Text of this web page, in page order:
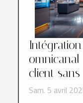
client
Sam. 5 avril